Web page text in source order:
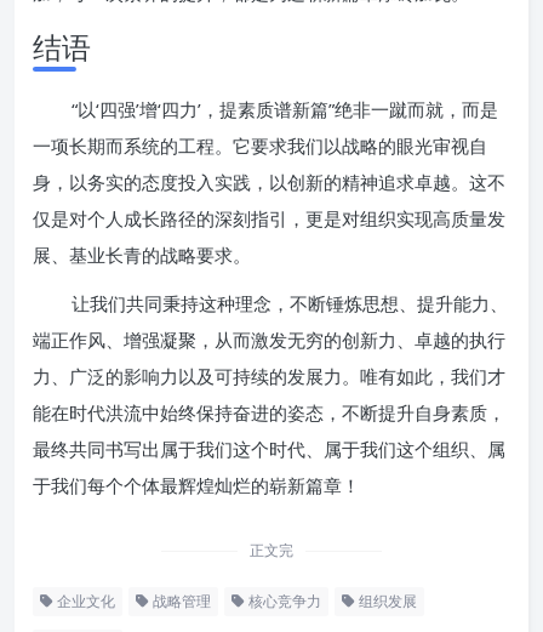
结语
“以‘四强’增‘四力’，提素质谱新篇”绝非一蹴而就，而是
一项长期而系统的工程。它要求我们以战略的眼光审视自
身，以务实的态度投入实践，以创新的精神追求卓越。这不
仅是对个人成长路径的深刻指引，更是对组织实现高质量发
展、基业长青的战略要求。
让我们共同秉持这种理念，不断锤炼思想、提升能力、
端正作风、增强凝聚，从而激发无穷的创新力、卓越的执行
力、广泛的影响力以及可持续的发展力。唯有如此，我们才
能在时代洪流中始终保持奋进的姿态，不断提升自身素质，
最终共同书写出属于我们这个时代、属于我们这个组织、属
于我们每个个体最辉煌灿烂的崭新篇章！
正文完
企业文化 战略管理 核心竞争力 组织发展